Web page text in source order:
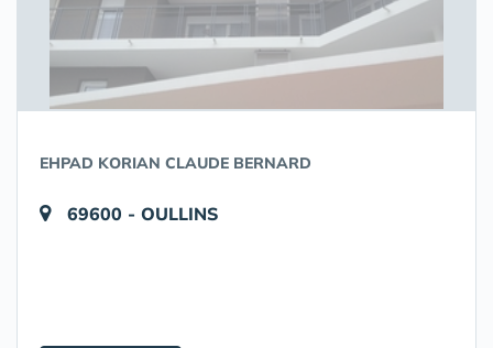
EHPAD KORIAN CLAUDE BERNARD
69600 - OULLINS